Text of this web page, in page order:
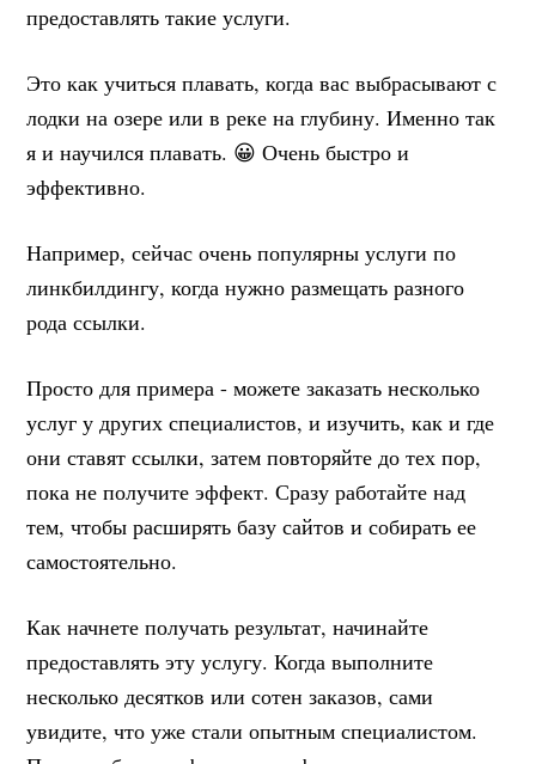
предоставлять такие услуги.
Это как учиться плавать, когда вас выбрасывают с
лодки на озере или в реке на глубину. Именно так
я и научился плавать. 😀 Очень быстро и
эффективно.
Например, сейчас очень популярны услуги по
линкбилдингу, когда нужно размещать разного
рода ссылки.
Просто для примера - можете заказать несколько
услуг у других специалистов, и изучить, как и где
они ставят ссылки, затем повторяйте до тех пор,
пока не получите эффект. Сразу работайте над
тем, чтобы расширять базу сайтов и собирать ее
самостоятельно.
Как начнете получать результат, начинайте
предоставлять эту услугу. Когда выполните
несколько десятков или сотен заказов, сами
увидите, что уже стали опытным специалистом.